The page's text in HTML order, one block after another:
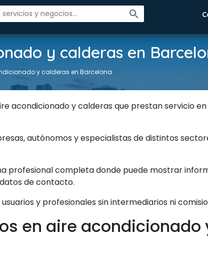
search
y calderas en
y calderas en Barcelona
acondicionado y calderas que prestan servicio en
autónomos y especialistas de distintos
profesional completa donde puede mostrar
de contacto.
y profesionales sin intermediarios ni
en aire acondicionado